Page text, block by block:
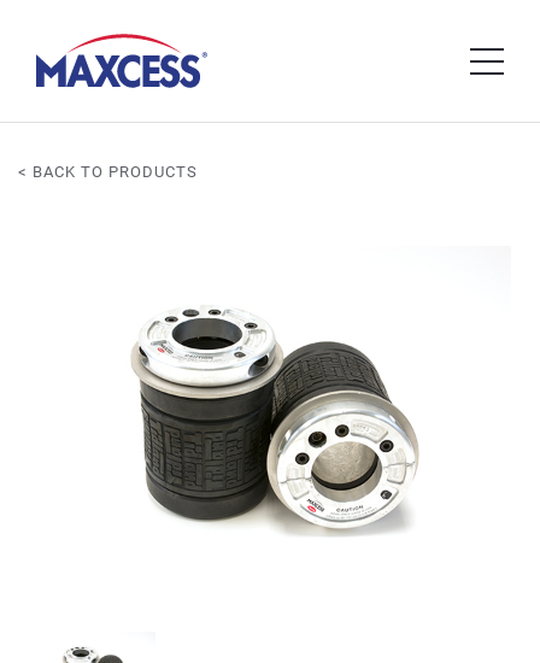
< BACK TO PRODUCTS